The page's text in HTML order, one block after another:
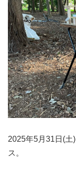
2025年5月31日(土
ス。